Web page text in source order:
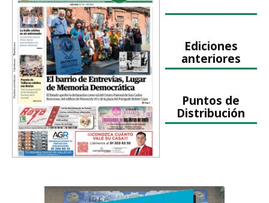
Ediciones
anteriores
Puntos de
Distribución